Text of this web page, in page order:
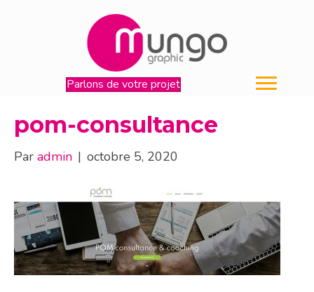
Parlons de votre projet
pom-consultance
Par admin | octobre 5, 2020